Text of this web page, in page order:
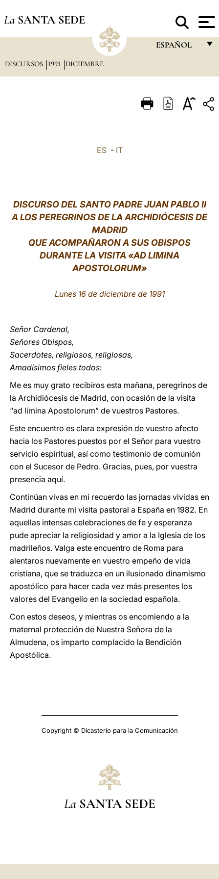
La SANTA SEDE
ESPAÑOL
ITALIANO
中文
DISCURSOS 1991 DICIEMBRE
ES- IT
DISCURSO DEL SANTO PADRE JUAN PABLO II
A LOS PEREGRINOS DE LA ARCHIDIÓCESIS DE
MADRID
QUE ACOMPAÑARON A SUS OBISPOS
DURANTE LA VISITA «AD LIMINA
APOSTOLORUM»
Lunes 16 de diciembre de 1991
Señor Cardenal,
Señores Obispos,
Sacerdotes, religiosos, religiosas,
Amadísimos fieles todos:
Me es muy grato recibiros esta mañana, peregrinos de
la Archidiócesis de Madrid, con ocasión de la visita
“ad limina Apostolorum” de vuestros Pastores.
Este encuentro es clara expresión de vuestro afecto
hacia los Pastores puestos por el Señor para vuestro
servicio espiritual, así como testimonio de comunión
con el Sucesor de Pedro. Gracias, pues, por vuestra
presencia aquí.
Continúan vivas en mi recuerdo las jornadas vividas en
Madrid durante mi visita pastoral a España en 1982. En
aquellas intensas celebraciones de fe y esperanza
pude apreciar la religiosidad y amor a la Iglesia de los
madrileños. Valga este encuentro de Roma para
alentaros nuevamente en vuestro empeño de vida
cristiana, que se traduzca en un ilusionado dinamismo
apostólico para hacer cada vez más presentes los
valores del Evangelio en la sociedad española.
Con estos deseos, y mientras os encomiendo a la
maternal protección de Nuestra Señora de la
Almudena, os imparto complacido la Bendición
Apostólica.
Copyright © Dicasterio para la Comunicación
La SANTA SEDE